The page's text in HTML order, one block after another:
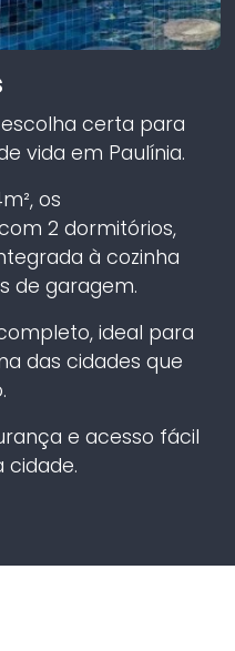
certa para
vida em Paulínia.
os
2 dormitórios,
à cozinha
de garagem.
ideal para
das cidades que
e acesso fácil
cidade.